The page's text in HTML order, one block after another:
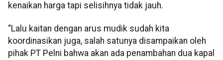
kenaikan harga tapi selisihnya tidak jauh.
“Lalu kaitan dengan arus mudik sudah kita
koordinasikan juga, salah satunya disampaikan oleh
pihak PT Pelni bahwa akan ada penambahan dua kapal